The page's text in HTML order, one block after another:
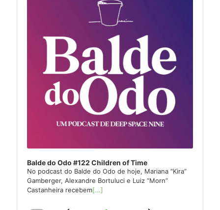
Balde do Odo #122 Children of Time
No podcast do Balde do Odo de hoje, Mariana “Kira”
Gamberger, Alexandre Bortuluci e Luiz “Morn”
Castanheira recebem[...]